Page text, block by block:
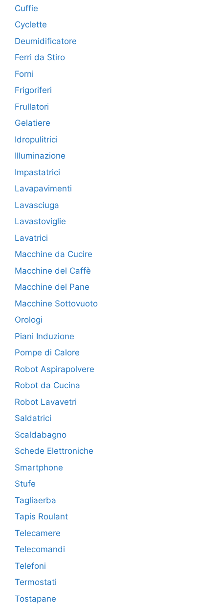
Cuffie
Cyclette
Deumidificatore
Ferri da Stiro
Forni
Frigoriferi
Frullatori
Gelatiere
Idropulitrici
Illuminazione
Impastatrici
Lavapavimenti
Lavasciuga
Lavastoviglie
Lavatrici
Macchine da Cucire
Macchine del Caffè
Macchine del Pane
Macchine Sottovuoto
Orologi
Piani Induzione
Pompe di Calore
Robot Aspirapolvere
Robot da Cucina
Robot Lavavetri
Saldatrici
Scaldabagno
Schede Elettroniche
Smartphone
Stufe
Tagliaerba
Tapis Roulant
Telecamere
Telecomandi
Telefoni
Termostati
Tostapane